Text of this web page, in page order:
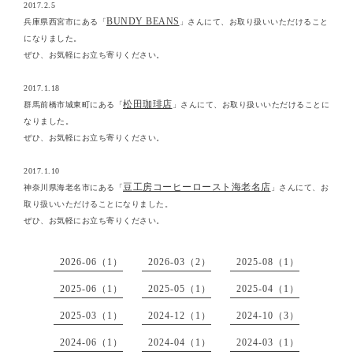
2017.2.5
兵庫県西宮市にある「BUNDY BEANS 」さんにて、お取り扱いいただけること
になりました。
ぜひ、お気軽にお立ち寄りください。
2017.1.18
群馬前橋市城東町にある「松田珈琲店 」さんにて、お取り扱いいただけることに
なりました。
ぜひ、お気軽にお立ち寄りください。
2017.1.10
神奈川県海老名市にある「豆工房コーヒーロースト海老名店 」さんにて、お
取り扱いいただけることになりました。
ぜひ、お気軽にお立ち寄りください。
2026-06（1） 2026-03（2） 2025-08（1）
2025-06（1） 2025-05（1） 2025-04（1）
2025-03（1） 2024-12（1） 2024-10（3）
2024-06（1） 2024-04（1） 2024-03（1）